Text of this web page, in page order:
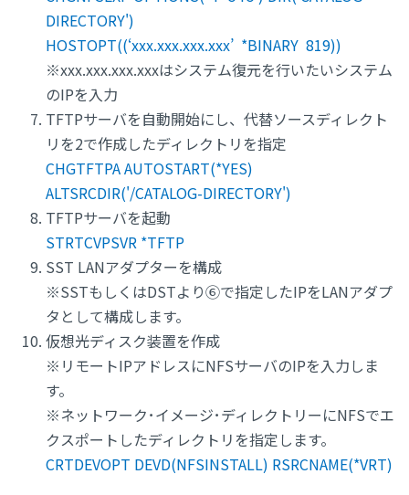
DIRECTORY')
HOSTOPT((‘xxx.xxx.xxx.xxx’ *BINARY 819))
※xxx.xxx.xxx.xxxはシステム復元を行いたいシステム
のIPを入力
TFTPサーバを自動開始にし、代替ソースディレクト
リを2で作成したディレクトリを指定
CHGTFTPA AUTOSTART(*YES)
ALTSRCDIR('/CATALOG-DIRECTORY')
TFTPサーバを起動
STRTCVPSVR *TFTP
SST LANアダプターを構成
※SSTもしくはDSTより⑥で指定したIPをLANアダプ
タとして構成します。
仮想光ディスク装置を作成
※リモートIPアドレスにNFSサーバのIPを入力しま
す。
※ネットワーク･イメージ･ディレクトリーにNFSでエ
クスポートしたディレクトリを指定します。
CRTDEVOPT DEVD(NFSINSTALL) RSRCNAME(*VRT)